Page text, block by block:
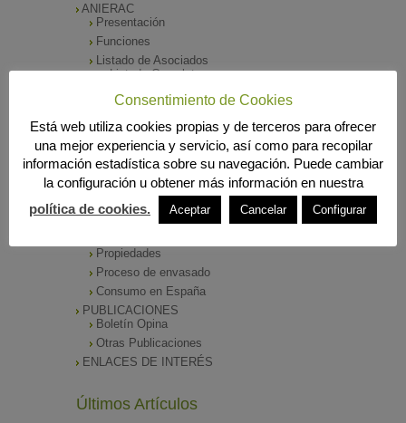
ANIERAC
Presentación
Funciones
Listado de Asociados
Listado Completo
Como asociarse
SALA DE PRENSA
Notas de Prensa
Archivos Corporativos
GALERÍA DE IMÁGENES
CONTACTO
ENVASADO DE ACEITE
Propiedades
Proceso de envasado
Consumo en España
PUBLICACIONES
Boletín Opina
Otras Publicaciones
ENLACES DE INTERÉS
Últimos Artículos
Consentimiento de Cookies
Está web utiliza cookies propias y de terceros para ofrecer
una mejor experiencia y servicio, así como para recopilar
información estadística sobre su navegación. Puede cambiar
la configuración u obtener más información en nuestra
política de cookies.
Aceptar Cancelar Configurar